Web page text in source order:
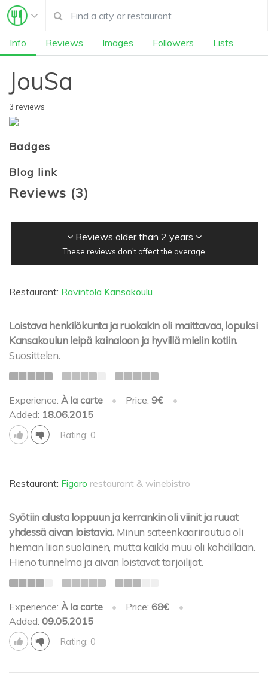
Info Reviews Images Followers Lists
JouSa
3 reviews
Badges
Blog link
Reviews (3)
Reviews older than 2 years
These reviews don't affect the average
Restaurant: Ravintola Kansakoulu
Loistava henkilökunta ja ruokakin oli maittavaa, lopuksi
Kansakoulun leipä kainaloon ja hyvillä mielin kotiin.
Suosittelen.
Experience: À la carte • Price:9€
•
Added: 18.06.2015
Rating: 0
Restaurant: Figaro restaurant & winebistro
Syötiin alusta loppuun ja kerrankin oli viinit ja ruuat
yhdessä aivan loistavia. Minun sateenkaarirautua oli
hieman liian suolainen, mutta kaikki muu oli kohdillaan.
Hieno tunnelma ja aivan loistavat tarjoilijat.
Experience: À la carte • Price:68€
•
Added: 09.05.2015
Rating: 0